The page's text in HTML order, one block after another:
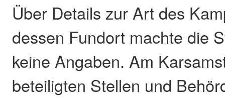
Über Details zur Art des
dessen Fundort machte die
keine Angaben. Am
beteiligten Stellen und